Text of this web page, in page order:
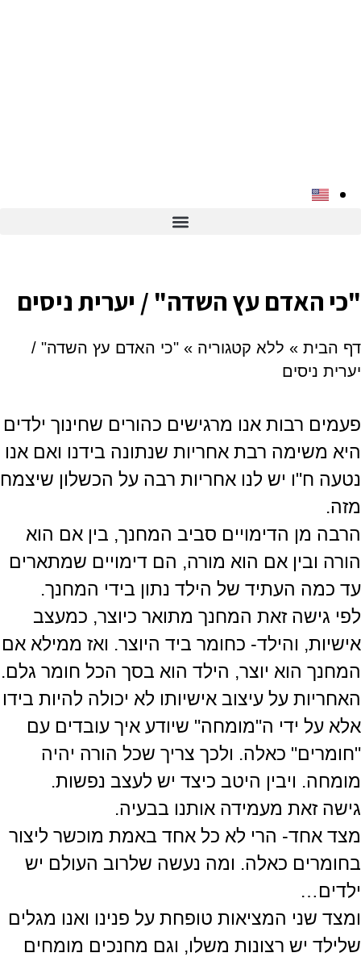
"כי האדם עץ השדה" / יערית ניסים
דף הבית » ללא קטגוריה » "כי האדם עץ השדה" /
יערית ניסים
פעמים רבות אנו מרגישים כהורים שחינוך ילדים
היא משימה רבת אחריות שנתונה בידנו ואם אנו
נטעה ח"ו יש לנו אחריות רבה על הכשלון שיצמח
מזה.
הרבה מן הדימויים סביב המחנך, בין אם הוא
הורה ובין אם הוא מורה, הם דימויים שמתארים
עד כמה העתיד של הילד נתון בידי המחנך.
לפי גישה זאת המחנך מתואר כיוצר, כמעצב
אישיות, והילד- כחומר ביד היוצר. ואז ממילא אם
המחנך הוא יוצר, הילד הוא בסך הכל חומר גלם.
האחריות על עיצוב אישיותו לא יכולה להיות בידו
אלא על ידי ה"מומחה" שיודע איך עובדים עם
"חומרים" כאלה. ולכך צריך שכל הורה יהיה
מומחה. ויבין היטב כיצד יש לעצב נפשות.
גישה זאת מעמידה אותנו בבעיה.
מצד אחד- הרי לא כל אחד באמת מוכשר ליצור
בחומרים כאלה. ומה נעשה שלרוב העולם יש
ילדים…
ומצד שני המציאות טופחת על פנינו ואנו מגלים
שלילד יש רצונות משלו, וגם מחנכים מומחים